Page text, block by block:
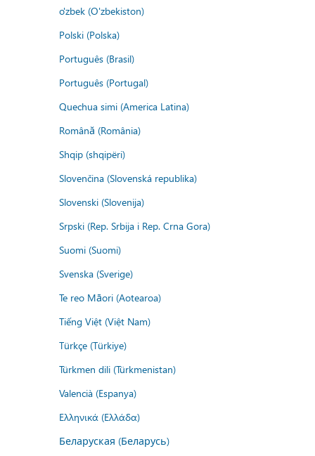
o'zbek (O'zbekiston)
Polski (Polska)
Português (Brasil)
Português (Portugal)
Quechua simi (America Latina)
Română (România)
Shqip (shqipëri)
Slovenčina (Slovenská republika)
Slovenski (Slovenija)
Srpski (Rep. Srbija i Rep. Crna Gora)
Suomi (Suomi)
Svenska (Sverige)
Te reo Māori (Aotearoa)
Tiếng Việt (Việt Nam)
Türkçe (Türkiye)
Türkmen dili (Türkmenistan)
Valencià (Espanya)
Ελληνικά (Ελλάδα)
Беларуская (Беларусь)